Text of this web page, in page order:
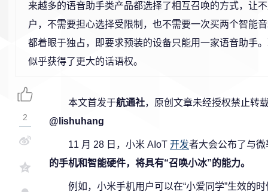
来越多的语音助手类产品都选择了相互召唤的方式，让
户，不需要担心选择受限制，也不需要一次买两个智能
都着眼于独占，即要求预装的设备只能用一家语音助手
似乎获得了更大的话语权。
本文首发于航通社，原创文章未经授权禁止转
@lishuhang
11 月 28 日，小米 AIoT 开发者大会公布了与
的手机和智能硬件，将具有“召唤小冰”的能力。
例如，小米手机用户可以在“小爱同学”生效的
2